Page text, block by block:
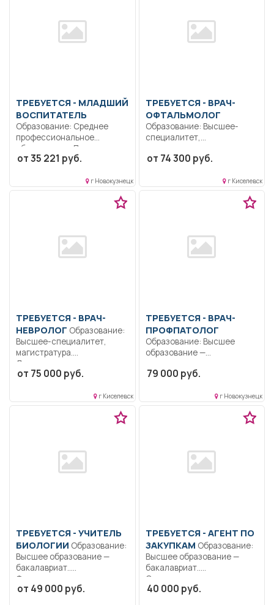
ТРЕБУЕТСЯ - МЛАДШИЙ
ВОСПИТАТЕЛЬ
Образование: Среднее
профессиональное
образование.. Поддержание
чистоты и порядка в...
от 35 221 руб.
г Новокузнецк
ТРЕБУЕТСЯ - ВРАЧ-
ОФТАЛЬМОЛОГ
Образование: Высшее-
специалитет,
Дисциплинированность.
Выполнение должностных
обязанностей согласно
от 74 300 руб.
г Киселевск
ТРЕБУЕТСЯ - ВРАЧ-
НЕВРОЛОГ
Высшее-специалитет,
магистратура.
Дисциплинированность.
Коммуникабельность.
Выполнение должностных
обязанностей согласно...
от 75 000 руб.
г Киселевск
ТРЕБУЕТСЯ - ВРАЧ-
ПРОФПАТОЛОГ
Образование: Высшее
образование —
магистратура.. Получает
79 000 руб.
г Новокузнецк
ТРЕБУЕТСЯ - УЧИТЕЛЬ
БИОЛОГИИ
Высшее образование —
бакалавриат..
Формирование
общекультурных
от 49 000 руб.
ТРЕБУЕТСЯ - АГЕНТ ПО
ЗАКУПКАМ
Высшее образование —
бакалавриат..
Осуществление закупок..
Полный рабочий...
40 000 руб.